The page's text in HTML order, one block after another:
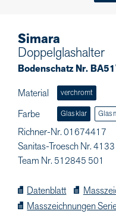
Simara
Doppelglashalter
Bodenschatz Nr.
Material
verchromt
Farbe Glas klar Glas
Richner-Nr. 01674417
Sanitas-Troesch Nr.
Team Nr. 512845 501
Datenblatt
Masszeichnungen